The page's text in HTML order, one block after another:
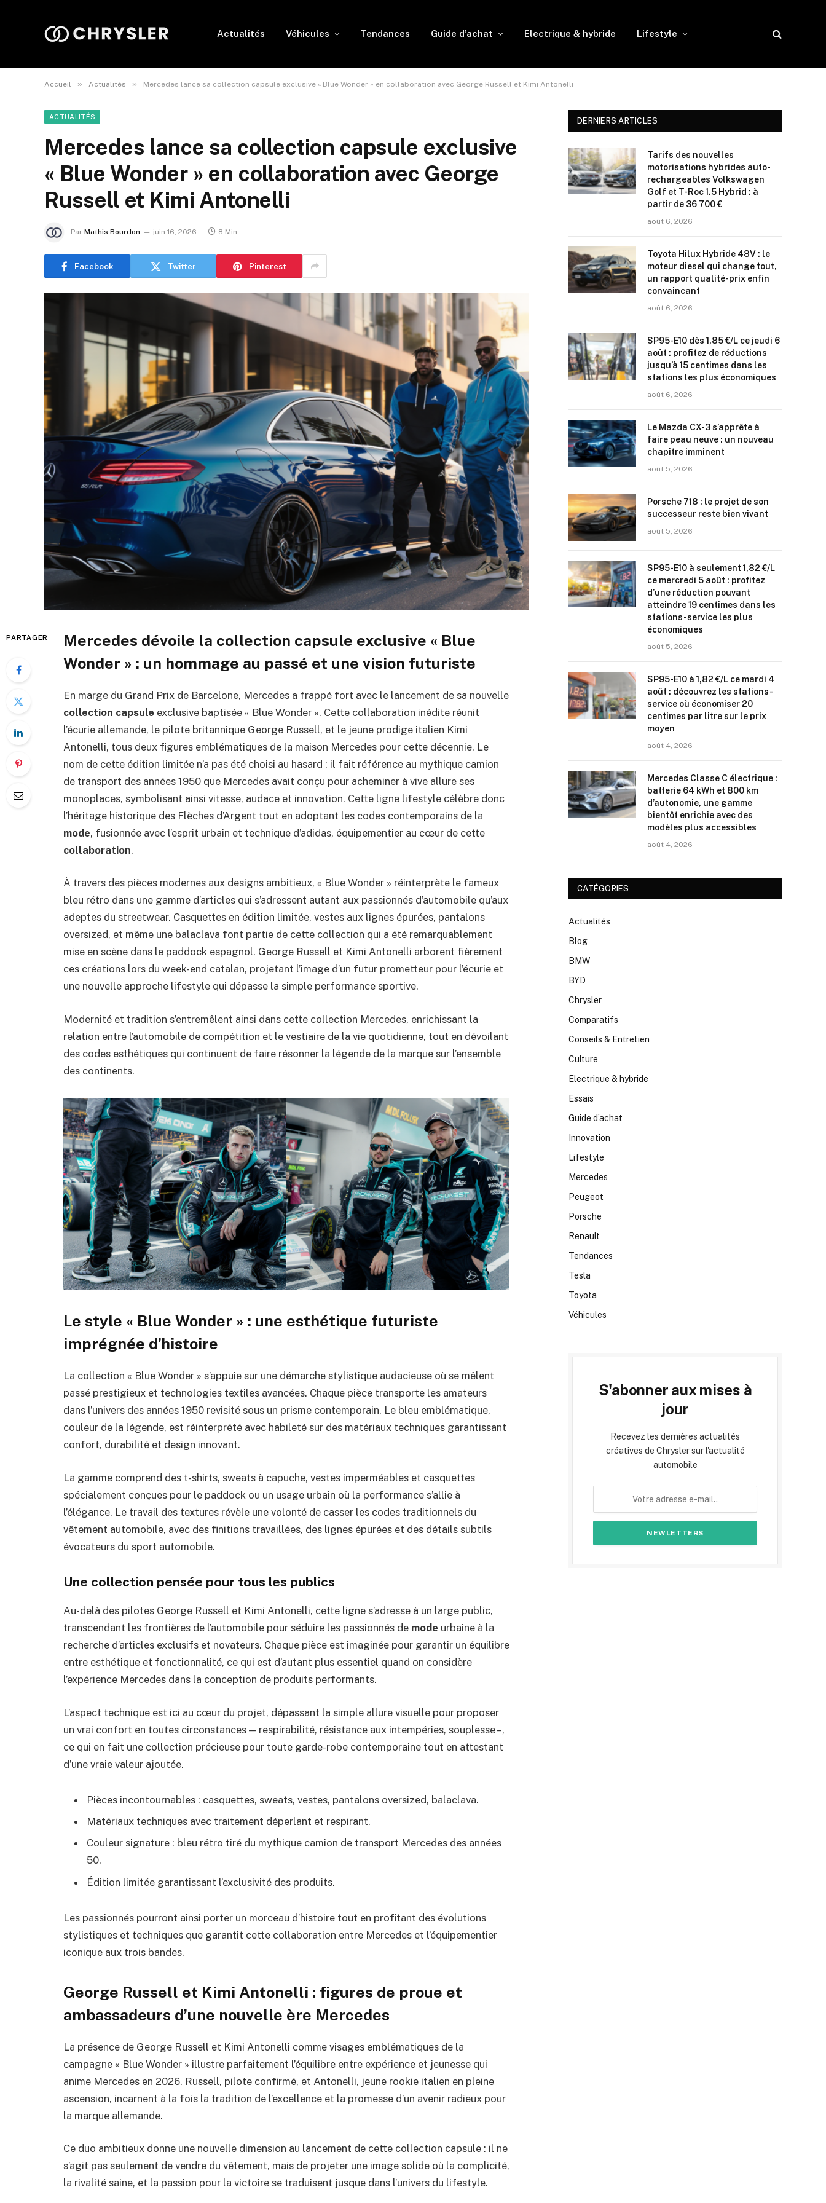
Actualités Véhicules Tendances Guide d’achat Electrique & hybride Lifestyle
Accueil » Actualités » Mercedes lance sa collection capsule exclusive « Blue Wonder » en collaboration avec George Russell et Kimi Antonelli
ACTUALITÉS
Mercedes lance sa collection capsule exclusive
« Blue Wonder » en collaboration avec George
Russell et Kimi Antonelli
Par Mathis Bourdon juin 16, 2026 8 Min
Facebook Twitter Pinterest
PARTAGER
Mercedes dévoile la collection capsule exclusive « Blue
Wonder » : un hommage au passé et une vision futuriste
En marge du Grand Prix de Barcelone, Mercedes a frappé fort avec le lancement de sa nouvelle
collection capsule exclusive baptisée « Blue Wonder ». Cette collaboration inédite réunit
l’écurie allemande, le pilote britannique George Russell, et le jeune prodige italien Kimi
Antonelli, tous deux figures emblématiques de la maison Mercedes pour cette décennie. Le
nom de cette édition limitée n’a pas été choisi au hasard : il fait référence au mythique camion
de transport des années 1950 que Mercedes avait conçu pour acheminer à vive allure ses
monoplaces, symbolisant ainsi vitesse, audace et innovation. Cette ligne lifestyle célèbre donc
l’héritage historique des Flèches d’Argent tout en adoptant les codes contemporains de la
mode, fusionnée avec l’esprit urbain et technique d’adidas, équipementier au cœur de cette
collaboration.
À travers des pièces modernes aux designs ambitieux, « Blue Wonder » réinterprète le fameux
bleu rétro dans une gamme d’articles qui s’adressent autant aux passionnés d’automobile qu’aux
adeptes du streetwear. Casquettes en édition limitée, vestes aux lignes épurées, pantalons
oversized, et même une balaclava font partie de cette collection qui a été remarquablement
mise en scène dans le paddock espagnol. George Russell et Kimi Antonelli arborent fièrement
ces créations lors du week-end catalan, projetant l’image d’un futur prometteur pour l’écurie et
une nouvelle approche lifestyle qui dépasse la simple performance sportive.
Modernité et tradition s’entremêlent ainsi dans cette collection Mercedes, enrichissant la
relation entre l’automobile de compétition et le vestiaire de la vie quotidienne, tout en dévoilant
des codes esthétiques qui continuent de faire résonner la légende de la marque sur l’ensemble
des continents.
Le style « Blue Wonder » : une esthétique futuriste
imprégnée d’histoire
La collection « Blue Wonder » s’appuie sur une démarche stylistique audacieuse où se mêlent
passé prestigieux et technologies textiles avancées. Chaque pièce transporte les amateurs
dans l’univers des années 1950 revisité sous un prisme contemporain. Le bleu emblématique,
couleur de la légende, est réinterprété avec habileté sur des matériaux techniques garantissant
confort, durabilité et design innovant.
La gamme comprend des t-shirts, sweats à capuche, vestes imperméables et casquettes
spécialement conçues pour le paddock ou un usage urbain où la performance s’allie à
l’élégance. Le travail des textures révèle une volonté de casser les codes traditionnels du
vêtement automobile, avec des finitions travaillées, des lignes épurées et des détails subtils
évocateurs du sport automobile.
Une collection pensée pour tous les publics
Au-delà des pilotes George Russell et Kimi Antonelli, cette ligne s’adresse à un large public,
transcendant les frontières de l’automobile pour séduire les passionnés de mode urbaine à la
recherche d’articles exclusifs et novateurs. Chaque pièce est imaginée pour garantir un équilibre
entre esthétique et fonctionnalité, ce qui est d’autant plus essentiel quand on considère
l’expérience Mercedes dans la conception de produits performants.
L’aspect technique est ici au cœur du projet, dépassant la simple allure visuelle pour proposer
un vrai confort en toutes circonstances — respirabilité, résistance aux intempéries, souplesse –,
ce qui en fait une collection précieuse pour toute garde-robe contemporaine tout en attestant
d’une vraie valeur ajoutée.
Pièces incontournables : casquettes, sweats, vestes, pantalons oversized, balaclava.
Matériaux techniques avec traitement déperlant et respirant.
Couleur signature : bleu rétro tiré du mythique camion de transport Mercedes des années
50.
Édition limitée garantissant l’exclusivité des produits.
Les passionnés pourront ainsi porter un morceau d’histoire tout en profitant des évolutions
stylistiques et techniques que garantit cette collaboration entre Mercedes et l’équipementier
iconique aux trois bandes.
George Russell et Kimi Antonelli : figures de proue et
ambassadeurs d’une nouvelle ère Mercedes
La présence de George Russell et Kimi Antonelli comme visages emblématiques de la
campagne « Blue Wonder » illustre parfaitement l’équilibre entre expérience et jeunesse qui
anime Mercedes en 2026. Russell, pilote confirmé, et Antonelli, jeune rookie italien en pleine
ascension, incarnent à la fois la tradition de l’excellence et la promesse d’un avenir radieux pour
la marque allemande.
Ce duo ambitieux donne une nouvelle dimension au lancement de cette collection capsule : il ne
s’agit pas seulement de vendre du vêtement, mais de projeter une image solide où la complicité,
la rivalité saine, et la passion pour la victoire se traduisent jusque dans l’univers du lifestyle.
DERNIERS ARTICLES
Tarifs des nouvelles
motorisations hybrides auto-
rechargeables Volkswagen
Golf et T-Roc 1.5 Hybrid : à
partir de 36 700 €
août 6, 2026
Toyota Hilux Hybride 48V : le
moteur diesel qui change tout,
un rapport qualité-prix enfin
convaincant
août 6, 2026
SP95-E10 dès 1,85 €/L ce jeudi 6
août : profitez de réductions
jusqu’à 15 centimes dans les
stations les plus économiques
août 6, 2026
Le Mazda CX-3 s’apprête à
faire peau neuve : un nouveau
chapitre imminent
août 5, 2026
Porsche 718 : le projet de son
successeur reste bien vivant
août 5, 2026
SP95-E10 à seulement 1,82 €/L
ce mercredi 5 août : profitez
d’une réduction pouvant
atteindre 19 centimes dans les
stations-service les plus
économiques
août 5, 2026
SP95-E10 à 1,82 €/L ce mardi 4
août : découvrez les stations-
service où économiser 20
centimes par litre sur le prix
moyen
août 4, 2026
Mercedes Classe C électrique :
batterie 64 kWh et 800 km
d’autonomie, une gamme
bientôt enrichie avec des
modèles plus accessibles
août 4, 2026
CATÉGORIES
Actualités
Blog
BMW
BYD
Chrysler
Comparatifs
Conseils & Entretien
Culture
Electrique & hybride
Essais
Guide d’achat
Innovation
Lifestyle
Mercedes
Peugeot
Porsche
Renault
Tendances
Tesla
Toyota
Véhicules
S'abonner aux mises à
jour
Recevez les dernières actualités
créatives de Chrysler sur l'actualité
automobile